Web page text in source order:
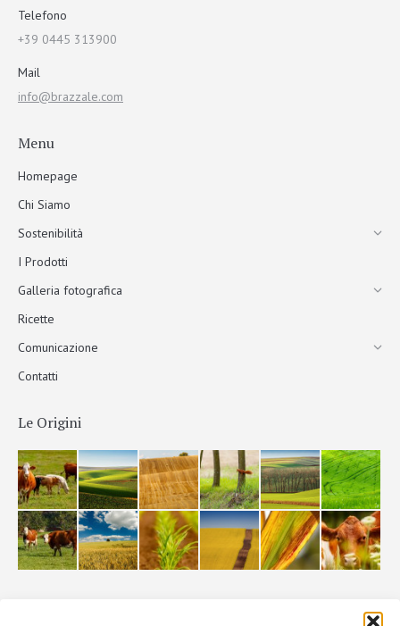
Telefono
+39 0445 313900
Mail
info@brazzale.com
Menu
Homepage
Chi Siamo
Sostenibilità
I Prodotti
Galleria fotografica
Ricette
Comunicazione
Contatti
Le Origini